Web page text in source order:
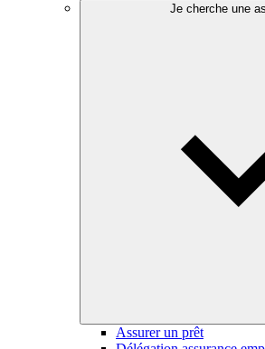
Je cherche une
Assurer un prêt